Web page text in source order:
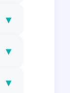
▾
▾
▾